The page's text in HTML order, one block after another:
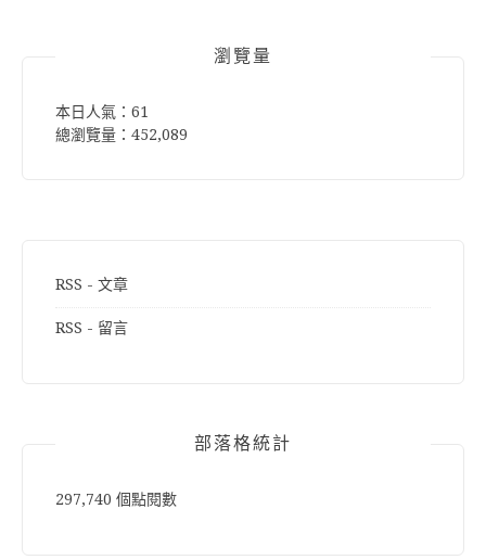
瀏覽量
本日人氣：61
總瀏覽量：452,089
RSS - 文章
RSS - 留言
部落格統計
297,740 個點閱數